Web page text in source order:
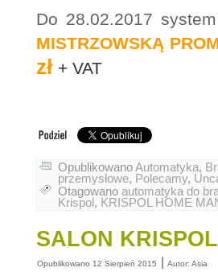
Do 28.02.2017 system
MISTRZOWSKĄ
zł + VAT
Opublikowano Automatyka,
przemysłowe, Polecamy,
Otagowano automatyka do
Krispol, KRISPOL HOME
SALON KRISPOL
Opublikowano 12 Sierpień 2015 | Autor: Asia